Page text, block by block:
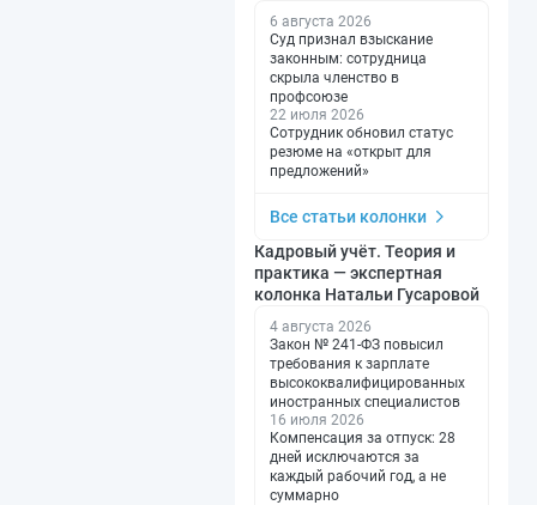
6 августа 2026
Суд признал взыскание
законным: сотрудница
скрыла членство в
профсоюзе
22 июля 2026
Сотрудник обновил статус
резюме на «открыт для
предложений»
Все статьи колонки
Кадровый учёт. Теория и
практика — экспертная
колонка Натальи Гусаровой
4 августа 2026
Закон № 241-ФЗ повысил
требования к зарплате
высококвалифицированных
иностранных специалистов
16 июля 2026
Компенсация за отпуск: 28
дней исключаются за
каждый рабочий год, а не
суммарно